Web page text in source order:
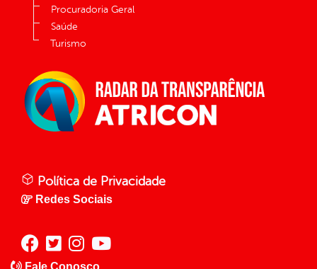
Procuradoria Geral
Saúde
Turismo
Política de Privacidade
Redes Sociais